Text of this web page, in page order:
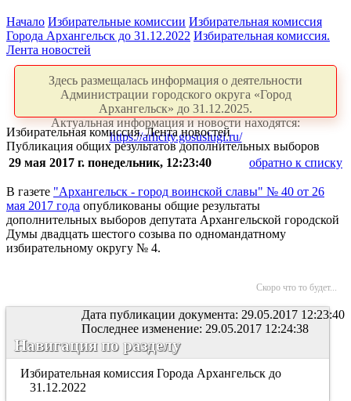
Начало Избирательные комиссии Избирательная комиссия
Города Архангельск до 31.12.2022 Избирательная комиссия.
Лента новостей
Здесь размещалась информация о деятельности
Администрации городского округа «Город
Архангельск» до 31.12.2025.
Актуальная информация и новости находятся:
https://arhcity.gosuslugi.ru/
Избирательная комиссия. Лента новостей
Публикация общих результатов дополнительных выборов
29 мая 2017 г. понедельник, 12:23:40
обратно к списку
В газете "Архангельск - город воинской славы" № 40 от 26
мая 2017 года опубликованы общие результаты
дополнительных выборов депутата Архангельской городской
Думы двадцать шестого созыва по одномандатному
избирательному округу № 4.
Скоро что то будет...
Дата публикации документа: 29.05.2017 12:23:40
Последнее изменение: 29.05.2017 12:24:38
Навигация по разделу
Избирательная комиссия Города Архангельск до
31.12.2022